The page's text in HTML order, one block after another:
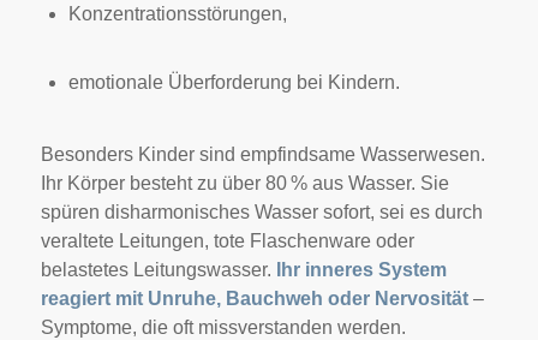
Konzentrationsstörungen,
emotionale Überforderung bei Kindern.
Besonders Kinder sind empfindsame Wasserwesen.
Ihr Körper besteht zu über 80 % aus Wasser. Sie
spüren disharmonisches Wasser sofort, sei es durch
veraltete Leitungen, tote Flaschenware oder
belastetes Leitungswasser.
Ihr inneres System
reagiert mit Unruhe, Bauchweh oder Nervosität–
Symptome, die oft missverstanden werden.